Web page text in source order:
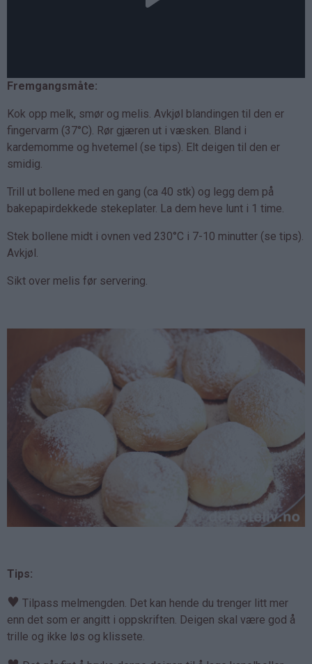
Fremgangsmåte:
Kok opp melk, smør og melis. Avkjøl blandingen til den er
fingervarm (37°C). Rør gjæren ut i væsken. Bland i
kardemomme og hvetemel (se tips). Elt deigen til den er
smidig.
Trill ut bollene med en gang (ca 40 stk) og legg dem på
bakepapirdekkede stekeplater. La dem heve lunt i 1 time.
Stek bollene midt i ovnen ved 230°C i 7-10 minutter (se tips).
Avkjøl.
Sikt over melis før servering.
Tips:
♥ Tilpass melmengden. Det kan hende du trenger litt mer
enn det som er angitt i oppskriften. Deigen skal være god å
trille og ikke løs og klissete.